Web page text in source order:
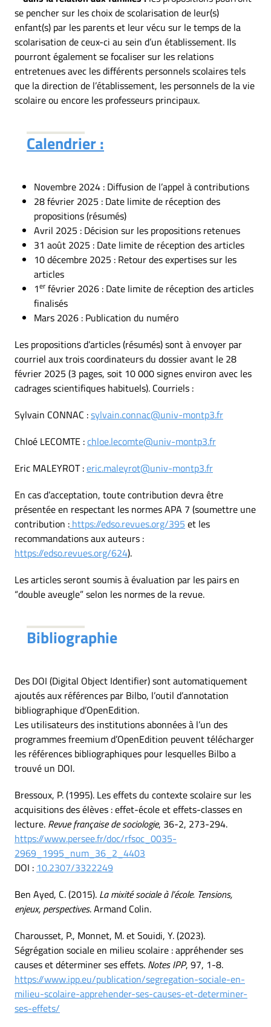
se pencher sur les choix de scolarisation de leur(s)
enfant(s) par les parents et leur vécu sur le temps de la
scolarisation de ceux-ci au sein d’un établissement. Ils
pourront également se focaliser sur les relations
entretenues avec les différents personnels scolaires tels
que la direction de l’établissement, les personnels de la vie
scolaire ou encore les professeurs principaux.
Calendrier :
Novembre 2024 : Diffusion de l’appel à contributions
28 février 2025 : Date limite de réception des
propositions (résumés)
Avril 2025 : Décision sur les propositions retenues
31 août 2025 : Date limite de réception des articles
10 décembre 2025 : Retour des expertises sur les
articles
1er février 2026 : Date limite de réception des articles
finalisés
Mars 2026 : Publication du numéro
Les propositions d’articles (résumés) sont à envoyer par
courriel aux trois coordinateurs du dossier avant le 28
février 2025 (3 pages, soit 10 000 signes environ avec les
cadrages scientifiques habituels). Courriels :
Sylvain CONNAC :sylvain.connac@univ-montp3.fr
Chloé LECOMTE :chloe.lecomte@univ-montp3.fr
Eric MALEYROT :eric.maleyrot@univ-montp3.fr
En cas d’acceptation, toute contribution devra être
présentée en respectant les normes APA 7 (soumettre une
contribution : https://edso.revues.org/395 et les
recommandations aux auteurs :
https://edso.revues.org/624).
Les articles seront soumis à évaluation par les pairs en
“double aveugle” selon les normes de la revue.
Bibliographie
Des DOI (Digital Object Identifier) sont automatiquement
ajoutés aux références par Bilbo, l’outil d’annotation
bibliographique d’OpenEdition.
Les utilisateurs des institutions abonnées à l’un des
programmes freemium d’OpenEdition peuvent télécharger
les références bibliographiques pour lesquelles Bilbo a
trouvé un DOI.
Bressoux, P. (1995). Les effets du contexte scolaire sur les
acquisitions des élèves : effet-école et effets-classes en
lecture. Revue française de sociologie, 36-2, 273-294.
https://www.persee.fr/doc/rfsoc_0035-
2969_1995_num_36_2_4403
DOI : 10.2307/3322249
Ben Ayed, C. (2015). La mixité sociale à l’école. Tensions,
enjeux, perspectives. Armand Colin.
Charousset, P., Monnet, M. et Souidi, Y. (2023).
Ségrégation sociale en milieu scolaire : appréhender ses
causes et déterminer ses effets. Notes IPP, 97, 1-8.
https://www.ipp.eu/publication/segregation-sociale-en-
milieu-scolaire-apprehender-ses-causes-et-determiner-
ses-effets/